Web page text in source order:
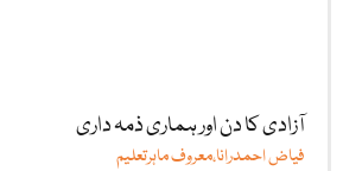
آزادی کا دن اور ہماری ذمہ داری
فیاض احمدرانا،معروف ماہرتعلیم